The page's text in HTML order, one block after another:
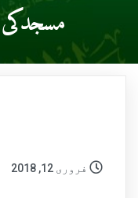
فروری 12, 2018